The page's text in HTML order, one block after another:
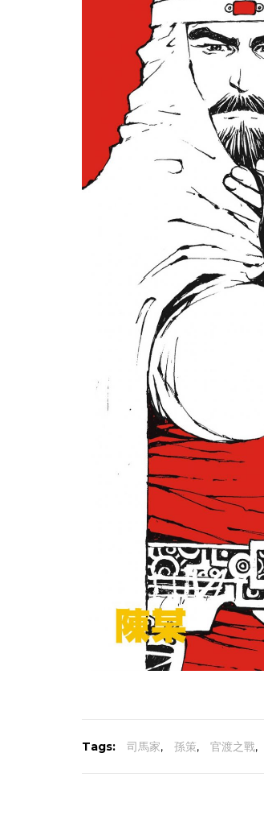
Tags: 司馬家, 孫策, 官渡之戰,